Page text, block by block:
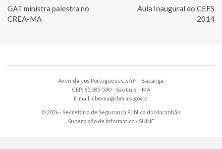
GAT ministra palestra no
CREA-MA
Aula Inaugural do CEFS
2014
Avenida dos Portugueses, s/nº – Bacanga.
CEP: 65.085-580 – São Luís – MA
E-mail: cbmma@cbm.ma.gov.br
© 2026 - Secretaria de Segurança Pública do Maranhão.
Supervisão de Informática - SUINF